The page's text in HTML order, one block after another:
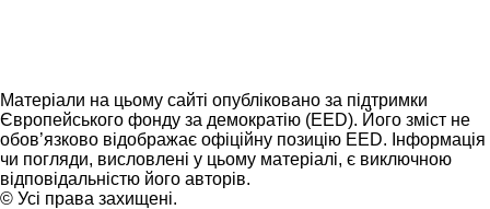
Матеріали на цьому сайті опубліковано за підтримки
Європейського фонду за демократію (EED). Його зміст не
обов’язково відображає офіційну позицію EED. Інформація
чи погляди, висловлені у цьому матеріалі, є виключною
відповідальністю його авторів.
© Усі права захищені.